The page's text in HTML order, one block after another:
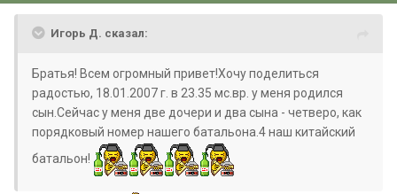
Игорь Д. сказал:
Братья! Всем огромный привет!Хочу поделиться
радостью, 18.01.2007 г. в 23.35 мс.вр. у меня родился
сын.Сейчас у меня две дочери и два сына - четверо, как
порядковый номер нашего батальона.4 наш китайский
батальон!